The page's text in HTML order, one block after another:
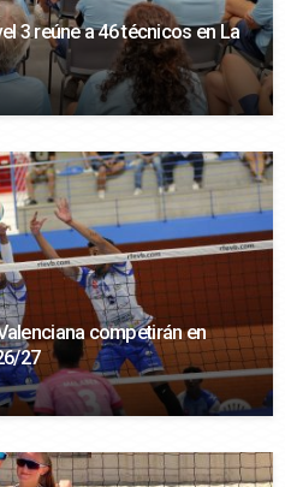
3 reúne a 46 técnicos en La
competirán en
27